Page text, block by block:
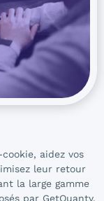
aidez vos
leur retour
la large gamme
par GetQuanty.